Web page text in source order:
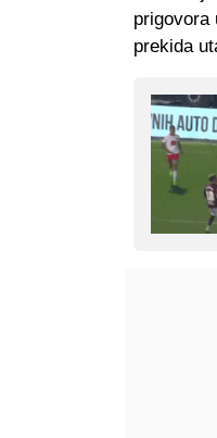
prigovora
prekida